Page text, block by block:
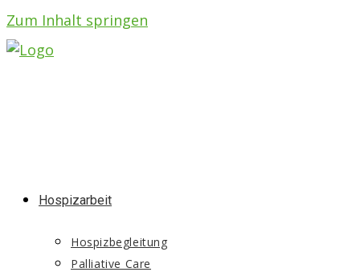
Zum Inhalt springen
Hospizarbeit
Hospizbegleitung
Palliative Care